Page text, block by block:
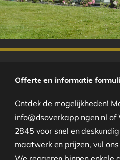
Offerte en informatie
Ontdek de mogelijkheden!
info@dsoverkappingen.nl
2845 voor snel en
maatwerk en prijzen, vul